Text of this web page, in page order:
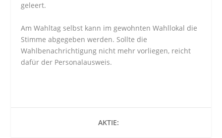
geleert.
Am Wahltag selbst kann im gewohnten Wahllokal die
Stimme abgegeben werden. Sollte die
Wahlbenachrichtigung nicht mehr vorliegen, reicht
dafür der Personalausweis.
AKTIE: